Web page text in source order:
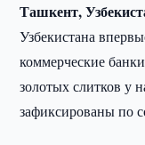
Ташкент,
Узбекистана
коммерческие
золотых слитков у
зафиксированы по